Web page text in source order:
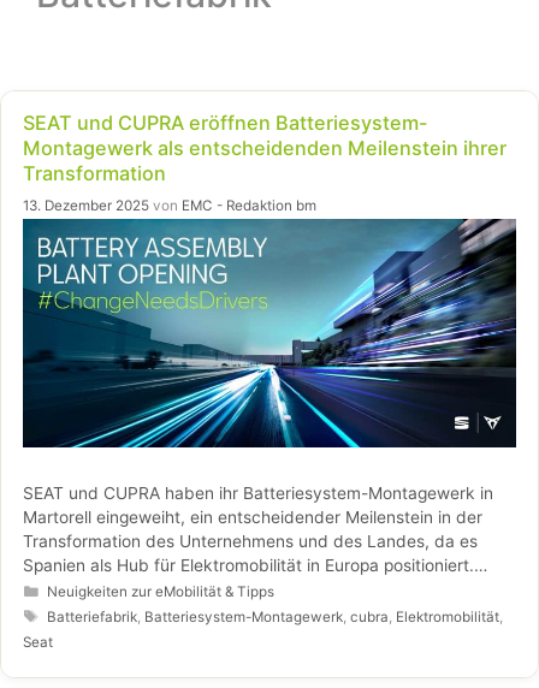
SEAT und CUPRA eröffnen Batteriesystem-
Montagewerk als entscheidenden Meilenstein ihrer
Transformation
13. Dezember 2025 von EMC - Redaktion bm
SEAT und CUPRA haben ihr Batteriesystem-Montagewerk in
Martorell eingeweiht, ein entscheidender Meilenstein in der
Transformation des Unternehmens und des Landes, da es
Spanien als Hub für Elektromobilität in Europa positioniert.
Diese Eröffnung ist Teil der Gesamtstrategie des Volkswagen
Konzerns für Batterien, die sowohl die Eigenfertigung als auch
die Belieferung durch Drittanbieter ausbalanciert.
Kategorien
Neuigkeiten zur eMobilität & Tipps
Schlagwörter
Batteriefabrik, Batteriesystem-Montagewerk,cubra, Elektromobilität,
Seat